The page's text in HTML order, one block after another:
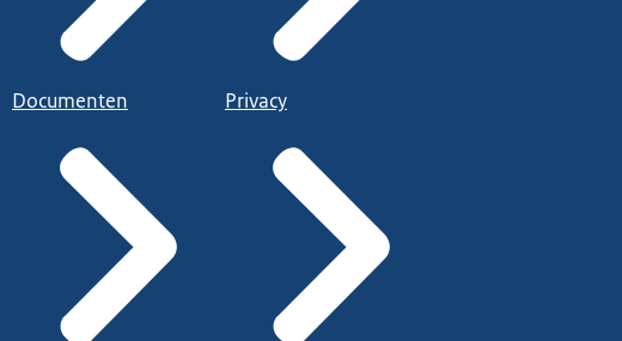
Documenten Privacy